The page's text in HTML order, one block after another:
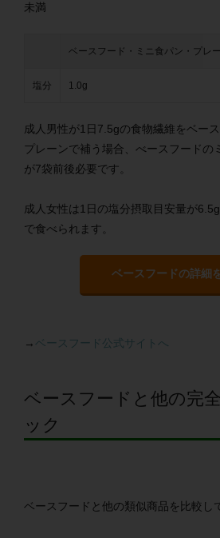
未満
ベースフード・ ミニ食パン・プレ
塩分 1.0g
成人男性が1日7.5gの食物繊維をベー
プレーンで補う場合、べースフードの
が7袋前後必要です。
成人女性は1日の塩分摂取目安量が
で食べられます。
ベースフードの詳細
→ ベースフード公式サイトへ
ベースフードと他の完
ック
ベースフードと他の類似商品を比較し